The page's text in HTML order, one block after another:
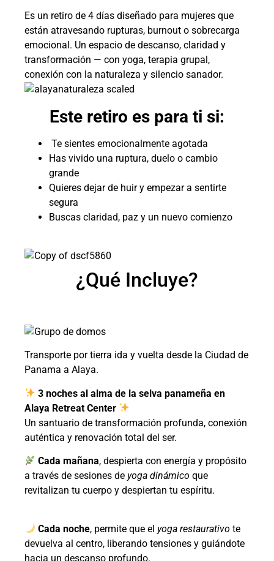
Es un retiro de 4 días diseñado para mujeres que
están atravesando rupturas, burnout o sobrecarga
emocional. Un espacio de descanso, claridad y
transformación — con yoga, terapia grupal,
conexión con la naturaleza y silencio sanador.
Este retiro es para ti si:
Te sientes emocionalmente agotada
Has vivido una ruptura, duelo o cambio
grande
Quieres dejar de huir y empezar a sentirte
segura
Buscas claridad, paz y un nuevo comienzo
¿Qué Incluye?
Transporte por tierra ida y vuelta desde la Ciudad de
Panama a Alaya.
3 noches al alma de la selva panameña en
Alaya Retreat Center
Un santuario de transformación profunda, conexión
auténtica y renovación total del ser.
Cada mañana, despierta con energía y propósito
a través de sesiones de yoga dinámico que
revitalizan tu cuerpo y despiertan tu espíritu.
Cada noche, permite que el yoga restaurativo te
devuelva al centro, liberando tensiones y guiándote
hacia un descanso profundo.